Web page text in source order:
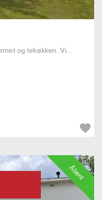
og tekøkken. Vi...
Åbent